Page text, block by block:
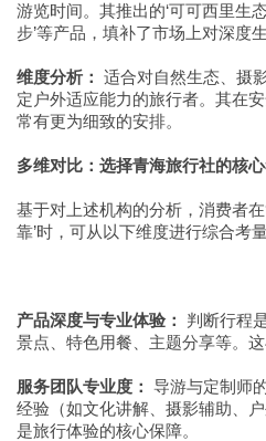
游览时间。其推出的‘可可西里生
步’等产品，填补了市场上对深度
维度分析： 适合对自然生态、摄
定户外适应能力的旅行者。其在
常有更为细致的安排。
多维对比：选择青海旅行社的核
基于对上述机构的分析，消费者
靠’时，可从以下维度进行综合考量
产品深度与专业体验：
判断行程
景点、特色用餐、主题分享等。这
服务团队专业度： 导游与定制师
经验（如文化讲解、摄影辅助、
是旅行体验的核心保障。